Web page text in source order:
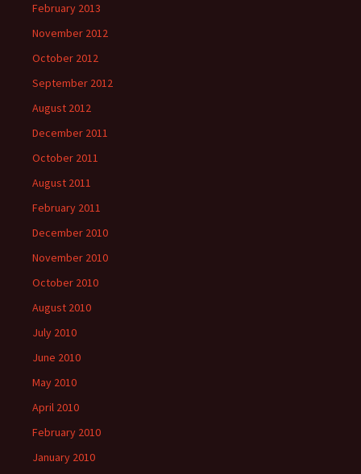
February 2013
November 2012
October 2012
September 2012
August 2012
December 2011
October 2011
August 2011
February 2011
December 2010
November 2010
October 2010
August 2010
July 2010
June 2010
May 2010
April 2010
February 2010
January 2010